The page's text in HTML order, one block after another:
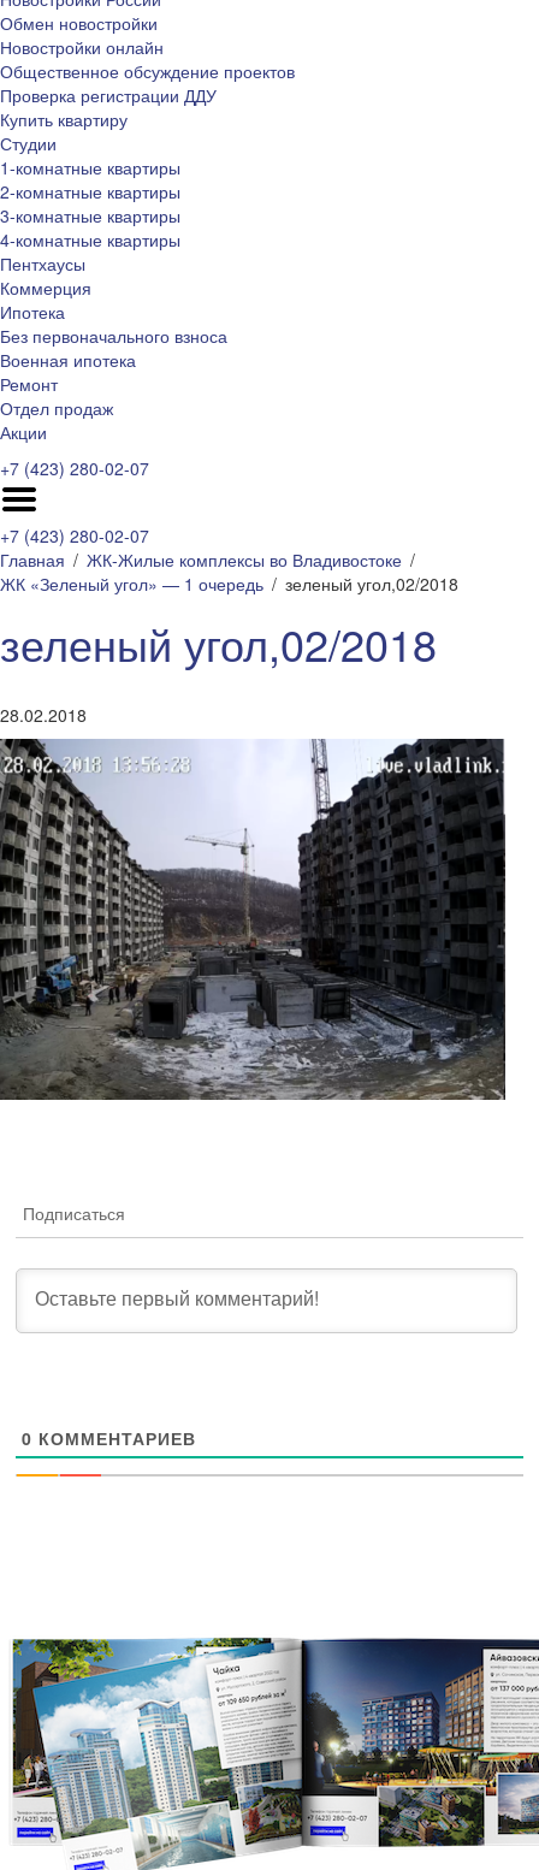
Обмен новостройки
Новостройки онлайн
Общественное обсуждение проектов
Проверка регистрации ДДУ
Купить квартиру
Студии
1-комнатные квартиры
2-комнатные квартиры
3-комнатные квартиры
4-комнатные квартиры
Пентхаусы
Коммерция
Ипотека
Без первоначального взноса
Военная ипотека
Ремонт
Отдел продаж
Акции
+7 (423) 280-02-07
+7 (423) 280-02-07
Главная
ЖК-Жилые комплексы во Владивостоке
ЖК «Зеленый угол» — 1 очередь
зеленый угол,02/2018
зеленый угол,02/2018
28.02.2018
Подписаться
0 КОММЕНТАРИЕВ